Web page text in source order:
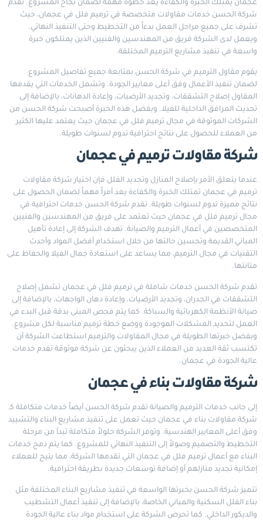
عجمان يمتلك الخبرة والكفاءة يعد خطوة مهمة لضمان نجاح المشروع. تقدم
شركة الحسن خدمات مقاولات متخصصة في ترميم فلل في عجمان، حيث
تشرف على جميع مراحل العمل بدءاً من التخطيط وحتى التنفيذ النهائي.
ويعمل لدى الشركة فريق من المهندسين والفنيين الذين يمتلكون خبرة
واسعة في تنفيذ مشاريع الترميم المختلفة.
يقوم مقاول الترميم في شركة الحسن بمتابعة جميع تفاصيل المشروع
لضمان تنفيذ الأعمال وفق أعلى معايير الجودة. وتشمل الخدمات التي يقدمها
المقاول إصلاح التشققات، وتجديد الأرضيات، وإعادة الدهانات، بالإضافة إلى
تحديث المرافق الداخلية للفيلا. وبفضل هذه الخبرة أصبحت شركة الحسن من
الشركات الموثوقة في مجال ترميم فلل في عجمان حيث يعتمد عليها الكثير
من العملاء للحصول على نتائج احترافية تدوم لسنوات طويلة.
شركة مقاولات ترميم في عجمان
عندما يتعلق الأمر بإصلاح المنازل وتجديد الفلل فإن اختيار شركة مقاولات
ترميم في عجمان تمتلك الخبرة والكفاءة يعد أمراً مهماً لضمان الحصول على
نتائج مميزة تدوم لسنوات طويلة. تقدم شركة الحسن خدمات احترافية في
مجال ترميم فلل في عجمان حيث تعتمد على فريق من المهندسين والفنيين
المتخصصين في أعمال الترميم والصيانة. تهدف الشركة إلى إعادة تأهيل
المباني القديمة وتحسين حالتها من خلال استخدام أفضل المواد وأحدث
التقنيات في مجال الترميم، مما يساعد على استعادة جمال الفيلا والحفاظ على
متانتها.
تقدم شركة الحسن خدمات شاملة في ترميم فلل في عجمان تشمل إصلاح
التشققات في الجدران، وتجديد الأرضيات، وإعادة دهان الواجهات، بالإضافة إلى
صيانة الأنظمة الكهربائية والسباكة. كما يتم فحص المبنى بدقة قبل البدء في
العمل لتحديد المشكلات الموجودة ووضع خطة ترميم مناسبة لكل مشروع.
وبفضل خبرتها الطويلة في مجال المقاولات والترميم استطاعت الشركة أن
تكتسب ثقة العديد من العملاء الذين يبحثون عن شركة موثوقة تقدم خدمات
عالية الجودة في عجمان.
شركة مقاولات بناء في عجمان
إلى جانب خدمات الترميم والصيانة تقدم شركة الحسن أيضاً خدمات متكاملة كـ
شركة مقاولات بناء في عجمان حيث تعمل على تنفيذ مشاريع البناء والتشييد
وفق أعلى المعايير الهندسية. وتوفر الشركة حلولاً متكاملة تبدأ من مرحلة
التخطيط والتصميم وصولاً إلى التنفيذ النهائي للمشروع. كما يتم دمج خدمات
البناء مع أعمال ترميم فلل في عجمان التي تقدمها الشركة، مما يتيح للعملاء
إمكانية تجديد منازلهم أو إضافة توسعات جديدة بطريقة احترافية.
تتميز شركة الحسن بخبرتها الواسعة في تنفيذ مشاريع البناء المختلفة مثل
بناء الفلل السكنية والمباني الخاصة، بالإضافة إلى تنفيذ أعمال التشطيب
والديكور الداخلي. كما تحرص الشركة على استخدام مواد بناء عالية الجودة